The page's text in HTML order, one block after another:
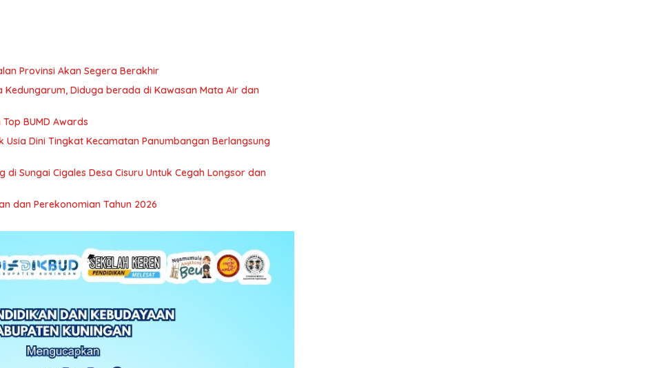
Provinsi Akan Segera Berakhir
Kedungarum, Diduga berada di Kawasan Mata Air dan
BUMD Awards
Dini Tingkat Kecamatan Panumbangan Berlangsung
di Sungai Cigales Desa Cisuru Untuk Cegah Longsor dan
dan Perekonomian Tahun 2026